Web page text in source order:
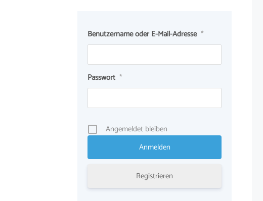
Benutzername oder E-Mail-Adresse *
Passwort *
Angemeldet bleiben
Registrieren